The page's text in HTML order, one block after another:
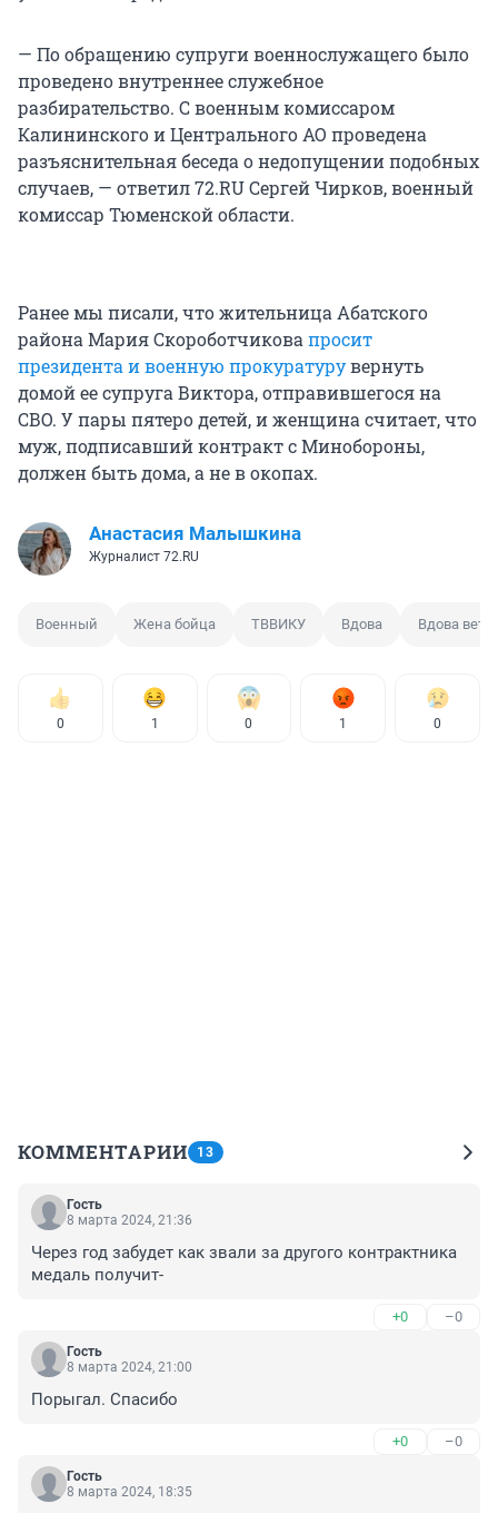
— По обращению супруги военнослужащего было
проведено внутреннее служебное
разбирательство. С военным комиссаром
Калининского и Центрального АО проведена
разъяснительная беседа о недопущении подобных
случаев, — ответил 72.RU Сергей Чирков, военный
комиссар Тюменской области.
Ранее мы писали, что жительница Абатского
района Мария Скороботчиковапросит
президента и военную прокуратурувернуть
домой ее супруга Виктора, отправившегося на
СВО. У пары пятеро детей, и женщина считает, что
муж, подписавший контракт с Минобороны,
должен быть дома, а не в окопах.
Анастасия Малышкина
Журналист 72.RU
Военный Жена бойца ТВВИКУ Вдова Вдова
0 1 0 1 0
КОММЕНТАРИИ 13
Гость
8 марта 2024, 21:36
Через год забудет как звали за другого контрактника
медаль получит-
+0 –0
Гость
8 марта 2024, 21:00
Порыгал. Спасибо
+0 –0
Гость
8 марта 2024, 18:35